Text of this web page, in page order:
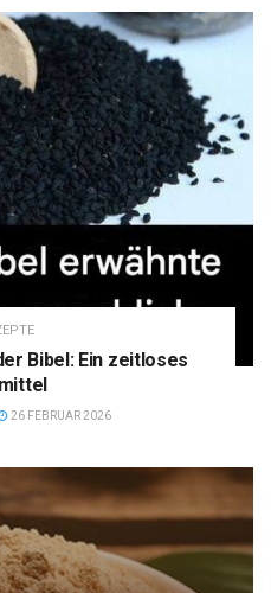
Bibel: Ein zeitloses
26 FEBRUAR 2026